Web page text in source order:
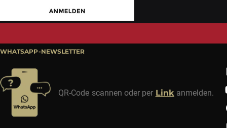
WHATSAPP-NEWSLETTER
QR-Code scannen oder per Linkanmelden.